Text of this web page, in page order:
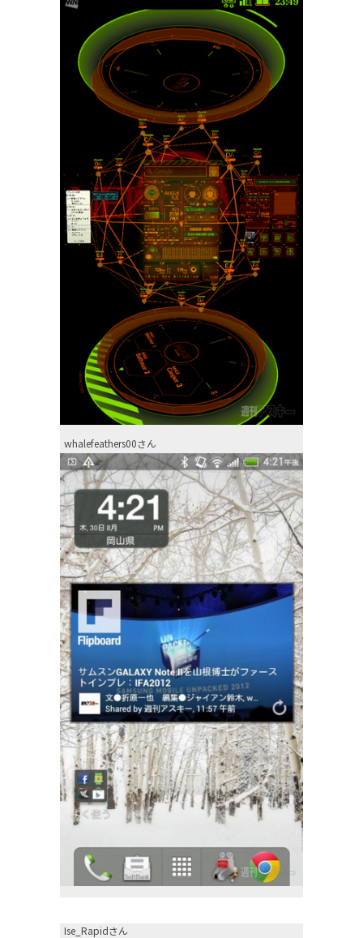
whalefeathers00さん
Ise_Rapidさん